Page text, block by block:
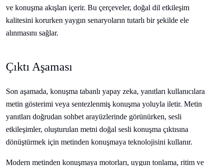
ve konuşma akışları içerir. Bu çerçeveler, doğal dil etkileşim
kalitesini korurken yaygın senaryoların tutarlı bir şekilde ele
alınmasını sağlar.
Çıktı Aşaması
Son aşamada, konuşma tabanlı yapay zeka, yanıtları kullanıcılara
metin gösterimi veya sentezlenmiş konuşma yoluyla iletir. Metin
yanıtları doğrudan sohbet arayüzlerinde görünürken, sesli
etkileşimler, oluşturulan metni doğal sesli konuşma çıktısına
dönüştürmek için metinden konuşmaya teknolojisini kullanır.
Modern metinden konuşmaya motorları, uygun tonlama, ritim ve